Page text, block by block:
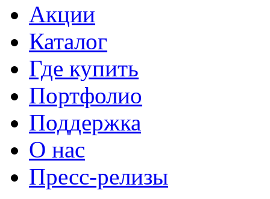
Акции
Каталог
Где купить
Портфолио
Поддержка
О нас
Пресс-релизы